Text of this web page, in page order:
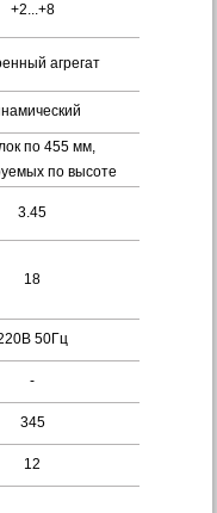
+2...+8
агрегат
по 455 мм,
по высоте
3.45
18
50Гц
-
345
12